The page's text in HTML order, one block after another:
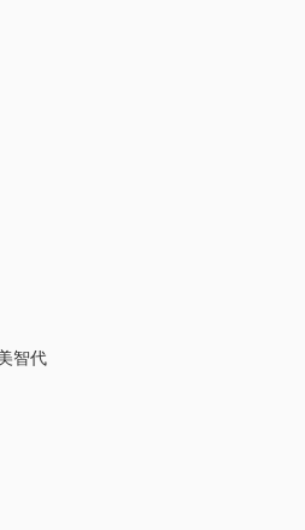
智代